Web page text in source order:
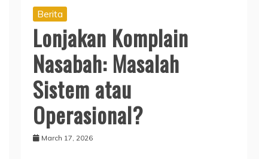
Berita
Lonjakan Komplain
Nasabah: Masalah
Sistem atau
Operasional?
March 17, 2026